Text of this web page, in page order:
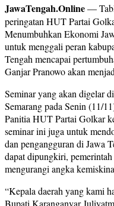
JawaTengah.Online—
peringatan HUT Partai
Menumbuhkan Ekonomi
untuk menggali peran
Tengah mencapai
Ganjar Pranowo akan
Seminar yang akan digelar
Semarang pada Senin (11/
Panitia HUT Partai Golkar
seminar ini juga untuk
dan pengangguran di Jawa
dapat dipungkiri,
mengurangi angka
“Kepala daerah yang kami
Bupati Karanganyar